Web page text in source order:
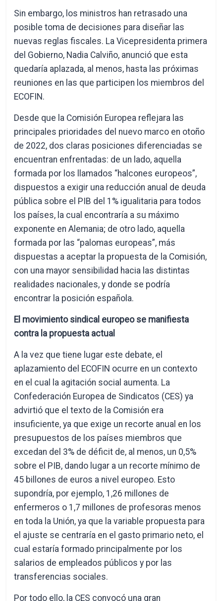
Sin embargo, los ministros han retrasado una
posible toma de decisiones para diseñar las
nuevas reglas fiscales. La Vicepresidenta primera
del Gobierno, Nadia Calviño, anunció que esta
quedaría aplazada, al menos, hasta las próximas
reuniones en las que participen los miembros del
ECOFIN.
Desde que la Comisión Europea reflejara las
principales prioridades del nuevo marco en otoño
de 2022, dos claras posiciones diferenciadas se
encuentran enfrentadas: de un lado, aquella
formada por los llamados “halcones europeos”,
dispuestos a exigir una reducción anual de deuda
pública sobre el PIB del 1% igualitaria para todos
los países, la cual encontraría a su máximo
exponente en Alemania; de otro lado, aquella
formada por las “palomas europeas”, más
dispuestas a aceptar la propuesta de la Comisión,
con una mayor sensibilidad hacia las distintas
realidades nacionales, y donde se podría
encontrar la posición española.
El movimiento sindical europeo se manifiesta
contra la propuesta actual
A la vez que tiene lugar este debate, el
aplazamiento del ECOFIN ocurre en un contexto
en el cual la agitación social aumenta. La
Confederación Europea de Sindicatos (CES) ya
advirtió que el texto de la Comisión era
insuficiente, ya que exige un recorte anual en los
presupuestos de los países miembros que
excedan del 3% de déficit de, al menos, un 0,5%
sobre el PIB, dando lugar a un recorte mínimo de
45 billones de euros a nivel europeo. Esto
supondría, por ejemplo, 1,26 millones de
enfermeros o 1,7 millones de profesoras menos
en toda la Unión, ya que la variable propuesta para
el ajuste se centraría en el gasto primario neto, el
cual estaría formado principalmente por los
salarios de empleados públicos y por las
transferencias sociales.
Por todo ello, la CES convocó una gran